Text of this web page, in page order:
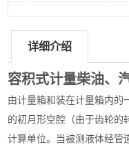
详细介绍
容积式计量柴油、
由计量箱和装在计量箱内的
的初月形空腔（由于齿轮的
计算单位。当被测液体经管